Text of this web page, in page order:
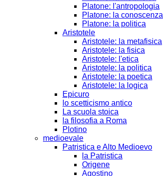
Platone: l'antropologia
Platone: la conoscenza
Platone: la politica
Aristotele
Aristotele: la metafisica
Aristotele: la fisica
Aristotele: l'etica
Aristotele: la politica
Aristotele: la poetica
Aristotele: la logica
Epicuro
lo scetticismo antico
La scuola stoica
la filosofia a Roma
Plotino
medioevale
Patristica e Alto Medioevo
la Patristica
Origene
Agostino